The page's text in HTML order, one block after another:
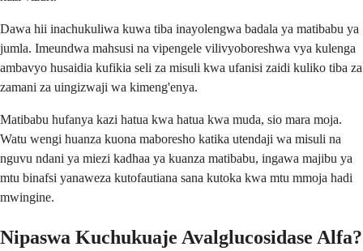
Dawa hii inachukuliwa kuwa tiba inayolengwa badala ya matibabu ya
jumla. Imeundwa mahsusi na vipengele vilivyoboreshwa vya kulenga
ambavyo husaidia kufikia seli za misuli kwa ufanisi zaidi kuliko tiba za
zamani za uingizwaji wa kimeng'enya.
Matibabu hufanya kazi hatua kwa hatua kwa muda, sio mara moja.
Watu wengi huanza kuona maboresho katika utendaji wa misuli na
nguvu ndani ya miezi kadhaa ya kuanza matibabu, ingawa majibu ya
mtu binafsi yanaweza kutofautiana sana kutoka kwa mtu mmoja hadi
mwingine.
Nipaswa Kuchukuaje Avalglucosidase Alfa?